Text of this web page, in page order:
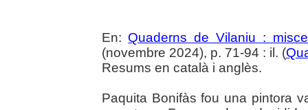
En: Quaderns de Vilaniu :
(novembre 2024), p. 71-94 : il. (
Resums en català i anglès.
Paquita Bonifàs fou una pintora